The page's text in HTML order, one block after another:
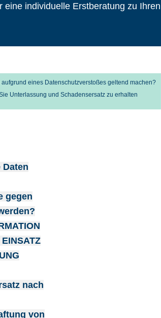
individuelle Erstberatung zu
eines Datenschutzverstoßes geltend machen?
Unterlassung und Schadensersatz zu erhalten
gegen
nach
von